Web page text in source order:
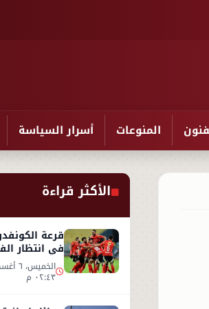
المنوعات أسرار السياسة
الأكثر قراءة
قرعة
في انتظار
مقديشو
٠٢:٤٣ م